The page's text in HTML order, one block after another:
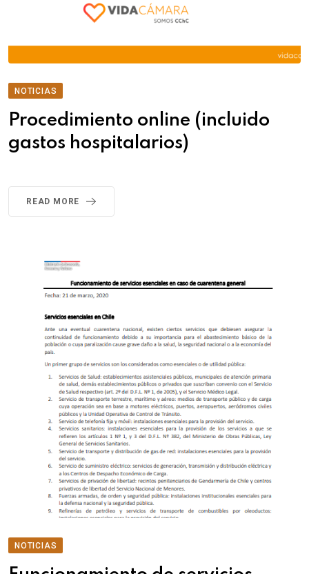
NOTICIAS
Procedimiento online (incluido
gastos hospitalarios)
READ MORE
NOTICIAS